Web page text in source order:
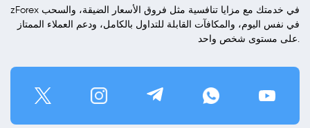
zForex في خدمتك مع مزايا تنافسية مثل فروق الأسعار الضيقة، والسحب
في نفس اليوم، والمكافآت القابلة للتداول بالكامل، ودعم العملاء الممتاز
على مستوى شخص واحد.